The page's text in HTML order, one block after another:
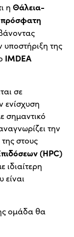
η Θάλεια-
πρόσφατη
υποστήριξη της
IMDEA
σε
ενίσχυση
σημαντικό
την
στους
(HPC)
ιδιαίτερη
ομάδα θα